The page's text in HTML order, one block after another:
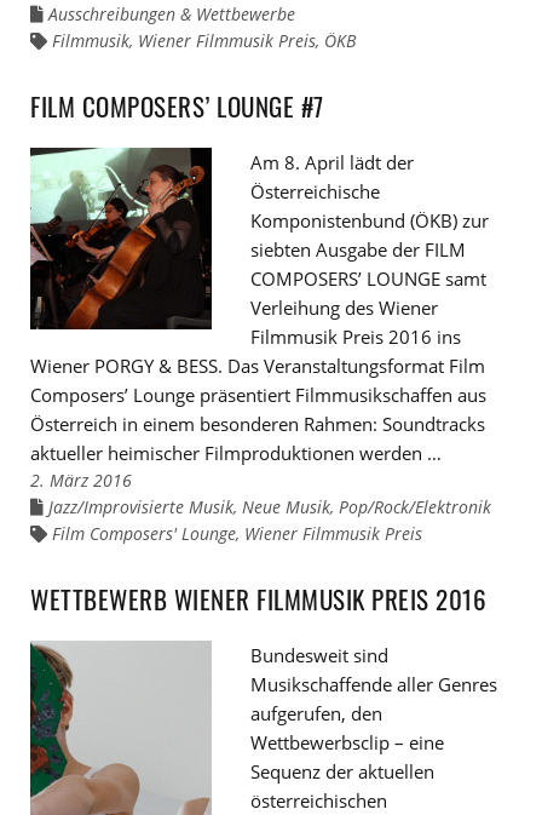
Links
den
Ausschreibungen & Wettbewerbe
Links
Filmmusik, Wiener Filmmusik Preis, ÖKB
FILM COMPOSERS’ LOUNGE #7
Am 8. April lädt der
Österreichische
Komponistenbund (ÖKB) zur
siebten Ausgabe der FILM
COMPOSERS’ LOUNGE samt
Verleihung des Wiener
Filmmusik Preis 2016 ins
Wiener PORGY & BESS. Das Veranstaltungsformat Film
Composers’ Lounge präsentiert Filmmusikschaffen aus
Österreich in einem besonderen Rahmen: Soundtracks
aktueller heimischer Filmproduktionen werden …
2. März 2016
Links
zu
den
Jazz/Improvisierte Musik, Neue Musik, Pop/Rock/Elektronik
Links
Film Composers' Lounge, Wiener Filmmusik Preis
WETTBEWERB WIENER FILMMUSIK PREIS 2016
Bundesweit sind
Musikschaffende aller Genres
aufgerufen, den
Wettbewerbsclip – eine
Sequenz der aktuellen
österreichischen